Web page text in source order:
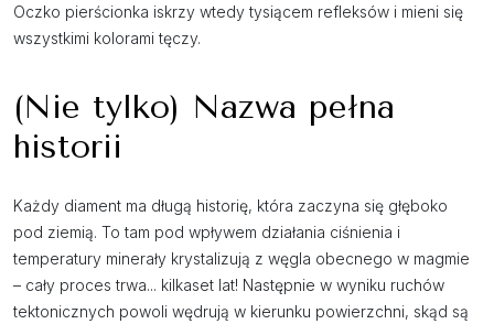
Oczko pierścionka iskrzy wtedy tysiącem refleksów i mieni się
wszystkimi kolorami tęczy.
(Nie tylko) Nazwa pełna
historii
Każdy diament ma długą historię, która zaczyna się głęboko
pod ziemią. To tam pod wpływem działania ciśnienia i
temperatury minerały krystalizują z węgla obecnego w magmie
– cały proces trwa... kilkaset lat! Następnie w wyniku ruchów
tektonicznych powoli wędrują w kierunku powierzchni, skąd są